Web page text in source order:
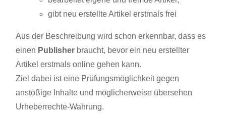
gibt neu erstellte Artikel erstmals frei
Aus der Beschreibung wird schon erkennbar, dass es
einen Publisher braucht, bevor ein neu erstellter
Artikel erstmals online gehen kann.
Ziel dabei ist eine Prüfungsmöglichkeit gegen
anstößige Inhalte und möglicherweise übersehen
Urheberrechte-Wahrung.